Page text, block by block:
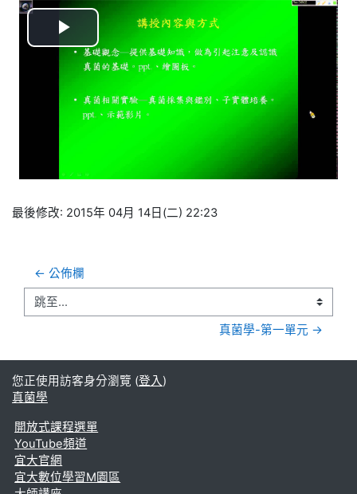
播
放
视
最後修改: 2015年 04月 14日(二) 22:23
← 公佈欄
跳至...
真菌學-第一單元 →
您正使用訪客身分瀏覽 (登入)
真菌學
開放式課程選單
YouTube頻道
宜大官網
宜大數位學習M園區